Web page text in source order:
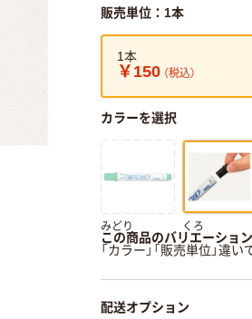
販売単位：1本
1本
￥150 （税込）
カラーを選択
みどり くろ
この商品のバリエーション
「カラー」「販売単位」違
配送オプション